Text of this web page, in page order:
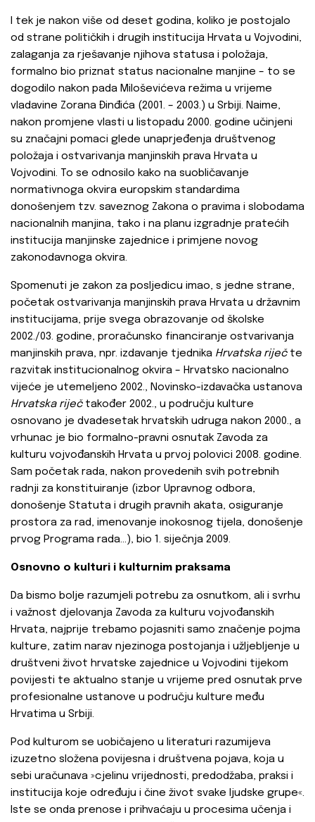
I tek je nakon više od deset godina, koliko je postojalo
od strane političkih i drugih institucija Hrvata u Vojvodini,
zalaganja za rješavanje njihova statusa i položaja,
formalno bio priznat status nacionalne manjine – to se
dogodilo nakon pada Miloševićeva režima u vrijeme
vladavine Zorana Đinđića (2001. – 2003.) u Srbiji. Naime,
nakon promjene vlasti u listopadu 2000. godine učinjeni
su značajni pomaci glede unaprjeđenja društvenog
položaja i ostvarivanja manjinskih prava Hrvata u
Vojvodini. To se odnosilo kako na suobličavanje
normativnoga okvira europskim standardima
donošenjem tzv. saveznog Zakona o pravima i slobodama
nacionalnih manjina, tako i na planu izgradnje pratećih
institucija manjinske zajednice i primjene novog
zakonodavnoga okvira.
Spomenuti je zakon za posljedicu imao, s jedne strane,
početak ostvarivanja manjinskih prava Hrvata u državnim
institucijama, prije svega obrazovanje od školske
2002./03. godine, proračunsko financiranje ostvarivanja
manjinskih prava, npr. izdavanje tjednika Hrvatska riječte
razvitak institucionalnog okvira – Hrvatsko nacionalno
vijeće je utemeljeno 2002., Novinsko-izdavačka ustanova
Hrvatska riječtakođer 2002., u području kulture
osnovano je dvadesetak hrvatskih udruga nakon 2000., a
vrhunac je bio formalno-pravni osnutak Zavoda za
kulturu vojvođanskih Hrvata u prvoj polovici 2008. godine.
Sam početak rada, nakon provedenih svih potrebnih
radnji za konstituiranje (izbor Upravnog odbora,
donošenje Statuta i drugih pravnih akata, osiguranje
prostora za rad, imenovanje inokosnog tijela, donošenje
prvog Programa rada…), bio 1. siječnja 2009.
Osnovno o kulturi i kulturnim praksama
Da bismo bolje razumjeli potrebu za osnutkom, ali i svrhu
i važnost djelovanja Zavoda za kulturu vojvođanskih
Hrvata, najprije trebamo pojasniti samo značenje pojma
kulture, zatim narav njezinoga postojanja i užljebljenje u
društveni život hrvatske zajednice u Vojvodini tijekom
povijesti te aktualno stanje u vrijeme pred osnutak prve
profesionalne ustanove u području kulture među
Hrvatima u Srbiji.
Pod kulturom se uobičajeno u literaturi razumijeva
izuzetno složena povijesna i društvena pojava, koja u
sebi uračunava »cjelinu vrijednosti, predodžaba, praksi i
institucija koje određuju i čine život svake ljudske grupe«.
Iste se onda prenose i prihvaćaju u procesima učenja i